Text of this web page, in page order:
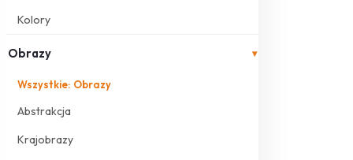
Kolory
Obrazy ▾
Wszystkie: Obrazy
Abstrakcja
Krajobrazy